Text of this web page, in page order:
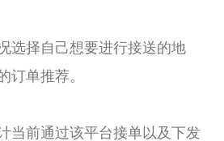
选择自己想要进行接送的地
订单推荐。
当前通过该平台接单以及下发